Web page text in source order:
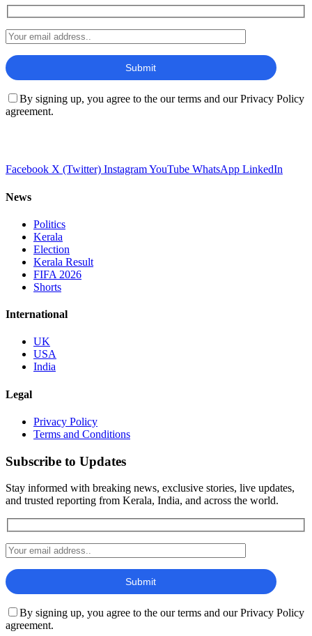
By signing up, you agree to the our terms and our Privacy Policy
agreement.
Facebook X (Twitter) InstagramYouTube WhatsApp LinkedIn
News
Politics
Kerala
Election
Kerala Result
FIFA 2026
Shorts
International
UK
USA
India
Legal
Privacy Policy
Terms and Conditions
Subscribe to Updates
Stay informed with breaking news, exclusive stories, live updates,
and trusted reporting from Kerala, India, and across the world.
By signing up, you agree to the our terms and our Privacy Policy
agreement.